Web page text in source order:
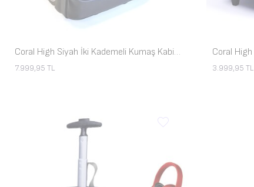
Coral High Siyah İki Kademeli Kumaş Kabin Valiz 23256
7.999,95 TL 3.999,95 TL